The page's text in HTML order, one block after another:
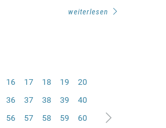
weiterlesen
16 17 18 19
20
36 37 38 39
40
56 57 58 59
60